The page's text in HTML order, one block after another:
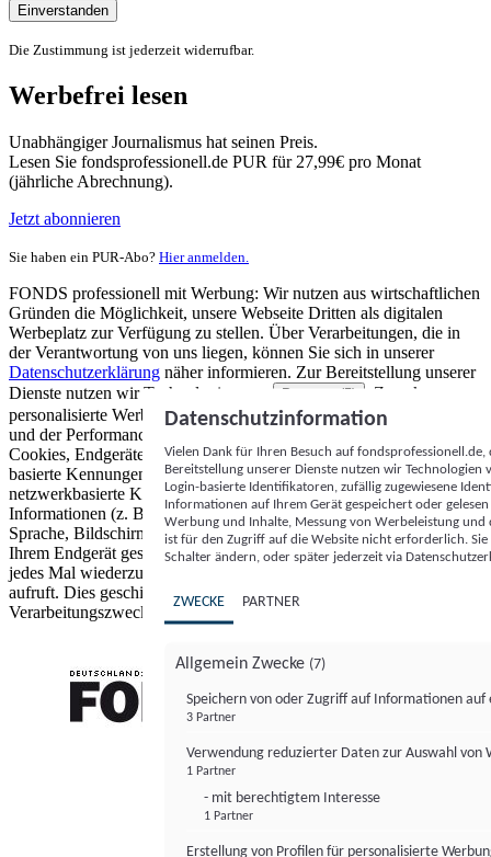
Einverstanden
Die Zustimmung ist jederzeit widerrufbar.
Werbefrei lesen
Unabhängiger Journalismus hat seinen Preis.
Lesen Sie fondsprofessionell.de PUR für 27,99€ pro Monat
(jährliche Abrechnung).
Jetzt abonnieren
Sie haben ein PUR-Abo? Hier anmelden.
FONDS professionell mit Werbung: Wir nutzen aus wirtschaftlichen
Gründen die Möglichkeit, unsere Webseite Dritten als digitalen
Werbeplatz zur Verfügung zu stellen. Über Verarbeitungen, die in
der Verantwortung von uns liegen, können Sie sich in unserer
Datenschutzerklärung näher informieren. Zur Bereitstellung unserer
Dienste nutzen wir Technologien von
Partnern (5)
. Zwecke:
personalisierte Werbung und Inhalte, Messung von Werbeleistung
und der Performance von Inhalten sowie Zielgruppenforschung.
Cookies, Endgeräte- oder ähnliche Online-Kennungen (z. B. login-
basierte Kennungen, zufällig generierte Kennungen,
netzwerkbasierte Kennungen) können zusammen mit anderen
Informationen (z. B. Browsertyp und Browserinformationen,
Sprache, Bildschirmgröße, unterstützte Technologien usw.) auf
Ihrem Endgerät gespeichert oder von dort ausgelesen werden, um es
jedes Mal wiederzuerkennen, wenn es eine App oder einer Webseite
aufruft. Dies geschieht für einen oder mehrere der hier aufgeführten
Verarbeitungszwecke.
Datenschutzinformation
Vielen Dank für Ihren Besuch auf
Bereitstellung unserer Dienste nutzen wir Technologien
Login-basierte Identifikatoren, zufällig zugewiesene
Informationen auf Ihrem Gerät gespeichert oder
Werbung und Inhalte, Messung von Werbeleistung
ist für den Zugriff auf die Website nicht erforderlich.
Schalter ändern, oder später jederzeit via
ZWECKE PARTNER
Allgemein Zwecke (7)
Speichern von oder Zugriff auf Informationen auf
3 Partner
Verwendung reduzierter Daten zur Auswahl von
1 Partner
- mit berechtigtem Interesse
1 Partner
Erstellung von Profilen für personalisierte
FONDS professionell